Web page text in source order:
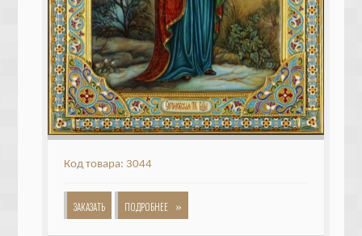
Код товара: 3044
ЗАКАЗАТЬ ПОДРОБНЕЕ »